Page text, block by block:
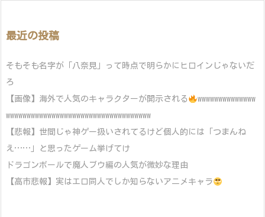
最近の投稿
そもそも名字が「八奈見」って時点で明らかにヒロインじゃないだ
ろ
【画像】海外で人気のキャラクターが開示される
wwwwwwwwwwwwww
wwwwwwwwwwwwwwwwwwwwwwwwwwwwwwwwwww
【悲報】世間じゃ神ゲー扱いされてるけど個人的には「つまんね
え……」と思ったゲーム挙げてけ
ドラゴンボールで魔人ブウ編の人気が微妙な理由
【高市悲報】実はエロ同人でしか知らないアニメキャラ